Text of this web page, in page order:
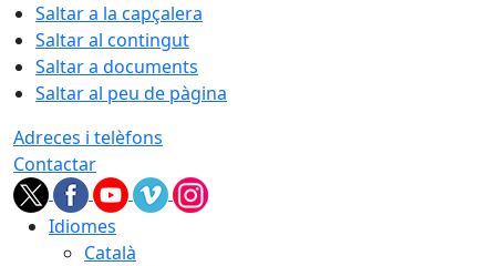
Saltar a la capçalera
Saltar al contingut
Saltar a documents
Saltar al peu de pàgina
Adreces i telèfons
Contactar
Idiomes
Català